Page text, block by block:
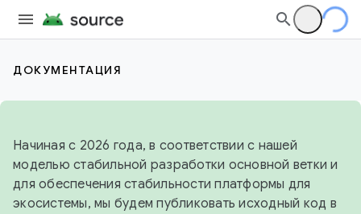
ДОКУМЕНТАЦИЯ
Начиная с 2026 года, в соответствии с нашей
моделью стабильной разработки основной ветки и
для обеспечения стабильности платформы для
экосистемы, мы будем публиковать исходный код в